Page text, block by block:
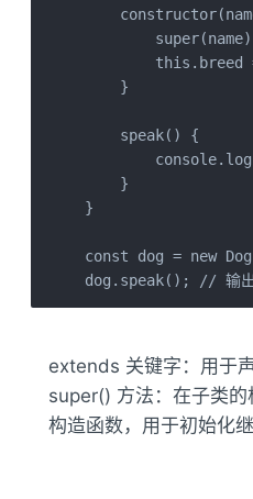
this.breed
    }
    speak() {
    }
}
const dog = new
dog.speak(); // 输
extends 关键字：用于
super() 方法：在子类
构造函数，用于初始化继